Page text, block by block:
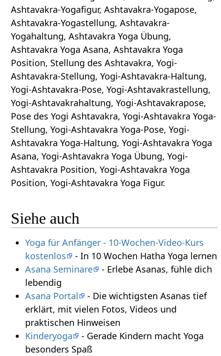
Ashtavakra-Yogafigur, Ashtavakra-Yogapose,
Ashtavakra-Yogastellung, Ashtavakra-
Yogahaltung, Ashtavakra Yoga Übung,
Ashtavakra Yoga Asana, Ashtavakra Yoga
Position, Stellung des Ashtavakra, Yogi-
Ashtavakra-Stellung, Yogi-Ashtavakra-Haltung,
Yogi-Ashtavakra-Pose, Yogi-Ashtavakrastellung,
Yogi-Ashtavakrahaltung, Yogi-Ashtavakrapose,
Pose des Yogi Ashtavakra, Yogi-Ashtavakra Yoga-
Stellung, Yogi-Ashtavakra Yoga-Pose, Yogi-
Ashtavakra Yoga-Haltung, Yogi-Ashtavakra Yoga
Asana, Yogi-Ashtavakra Yoga Übung, Yogi-
Ashtavakra Position, Yogi-Ashtavakra Yoga
Position, Yogi-Ashtavakra Yoga Figur.
Siehe auch
Yoga für Anfänger - 10-Wochen-Video-Kurs
kostenlos
- In 10 Wochen Hatha Yoga lernen
Asana Seminare
- Erlebe Asanas, fühle dich
lebendig
Asana Portal
- Die wichtigsten Asanas tief
erklärt, mit vielen Fotos, Videos und
praktischen Hinweisen
Kinderyoga
- Gerade Kindern macht Yoga
besonders Spaß